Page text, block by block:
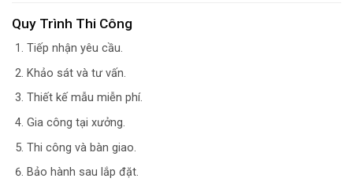
Quy Trình Thi Công
Tiếp nhận yêu cầu.
Khảo sát và tư vấn.
Thiết kế mẫu miễn phí.
Gia công tại xưởng.
Thi công và bàn giao.
Bảo hành sau lắp đặt.